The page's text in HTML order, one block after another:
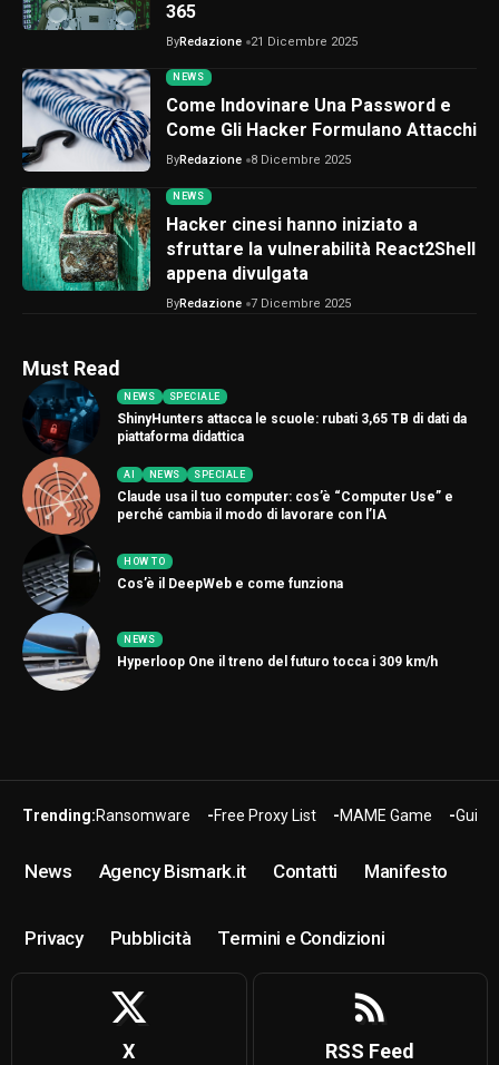
365
ByRedazione 21 Dicembre 2025
NEWS
Come Indovinare Una Password e
Come Gli Hacker Formulano Attacchi
ByRedazione 8 Dicembre 2025
NEWS
Hacker cinesi hanno iniziato a
sfruttare la vulnerabilità React2Shell
appena divulgata
ByRedazione 7 Dicembre 2025
Must Read
NEWS SPECIALE
ShinyHunters attacca le scuole: rubati 3,65 TB di dati da
piattaforma didattica
AI NEWS SPECIALE
Claude usa il tuo computer: cos’è “Computer Use” e
perché cambia il modo di lavorare con l’IA
HOW TO
Cos’è il DeepWeb e come funziona
NEWS
Hyperloop One il treno del futuro tocca i 309 km/h
Trending:Ransomware Free Proxy List MAME Game Guide
News Agency Bismark.it Contatti Manifesto
Privacy Pubblicità Termini e Condizioni
X RSS Feed